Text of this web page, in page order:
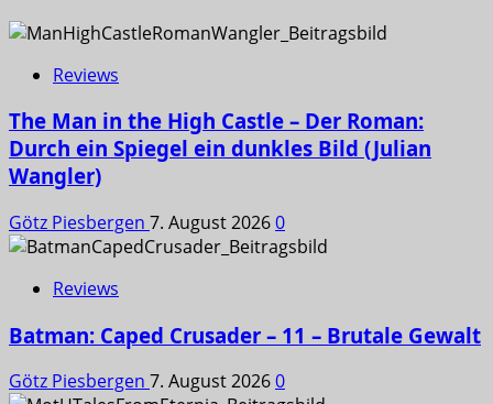
Reviews
The Man in the High Castle – Der Roman:
Durch ein Spiegel ein dunkles Bild (Julian
Wangler)
Götz Piesbergen 7. August 20260
Reviews
Batman: Caped Crusader – 11 – Brutale Gewalt
Götz Piesbergen 7. August 20260